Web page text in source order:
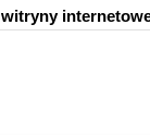
witryny